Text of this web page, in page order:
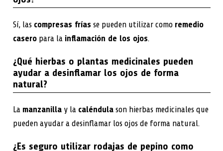
Sí, las compresas frías se pueden utilizar como remedio
caseropara la inflamación de los ojos.
¿Qué hierbas o plantas medicinales pueden
ayudar a desinflamar los ojos de forma
natural?
La manzanillay la caléndulason hierbas medicinales que
pueden ayudar a desinflamar los ojos de forma natural.
¿Es seguro utilizar rodajas de pepino como